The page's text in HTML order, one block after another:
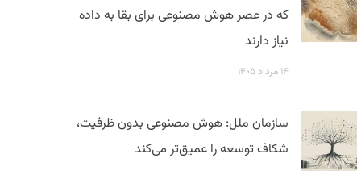
که در عصر هوش مصنوعی برای بقا به داده
نیاز دارند
۱۴ مرداد ۱۴۰۵
سازمان ملل: هوش مصنوعی بدون ظرفیت،
شکاف توسعه را عمیق‌تر می‌کند